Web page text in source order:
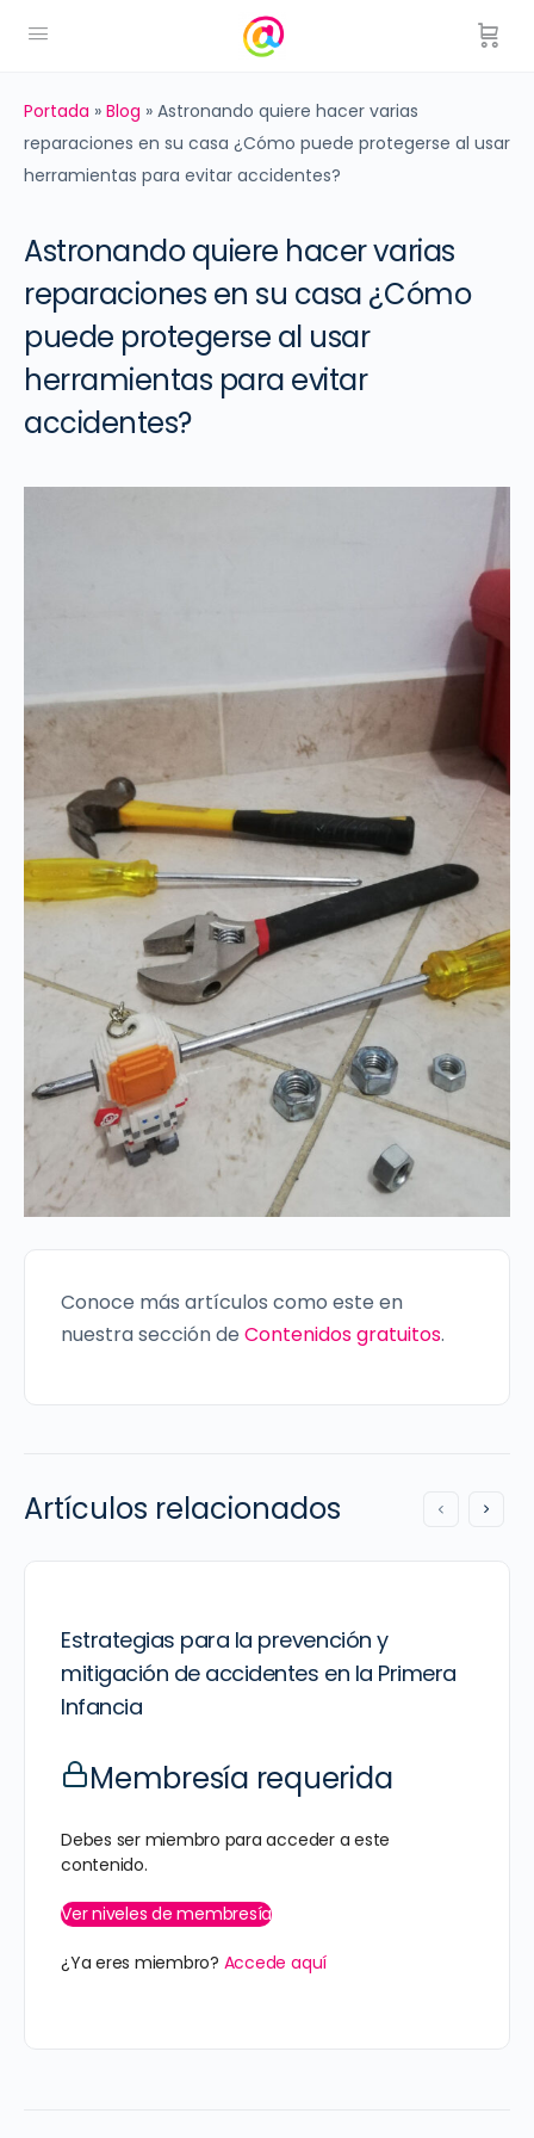
Portada » Blog » Astronando quiere hacer varias
reparaciones en su casa ¿Cómo puede protegerse al usar
herramientas para evitar accidentes?
Astronando quiere hacer varias
reparaciones en su casa ¿Cómo
puede protegerse al usar
herramientas para evitar
accidentes?
Conoce más artículos como este en
nuestra sección de Contenidos gratuitos.
Artículos relacionados
Estrategias para la prevención y
mitigación de accidentes en la Primera
Infancia
Membresía requerida
Debes ser miembro para acceder a este
contenido.
Ver niveles de membresía
¿Ya eres miembro? Accede aquí